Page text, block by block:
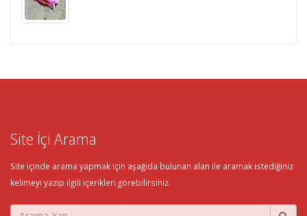
Site İçi Arama
Site içinde arama yapmak için aşağıda bulunan alan ile aramak istediğiniz
kelimeyi yazıp ilgili içerikleri görebilirsiniz.